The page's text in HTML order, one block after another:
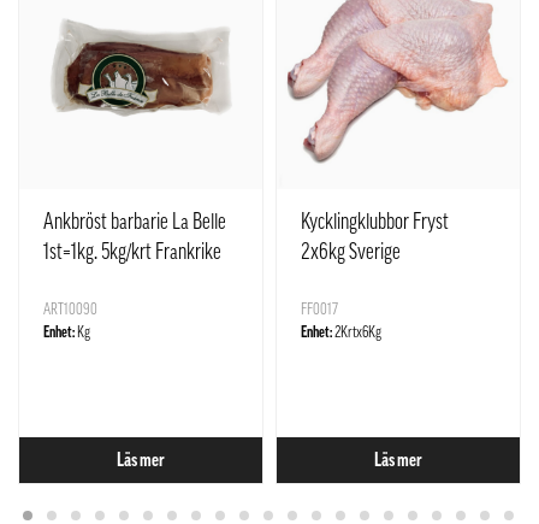
Ankbröst barbarie La Belle
1st=1kg. 5kg/krt Frankrike
ART10090
Enhet: Kg
Läs mer
Kycklingklubbor Fryst
2x6kg Sverige
FF0017
Enhet:2Krtx6Kg
Läs mer